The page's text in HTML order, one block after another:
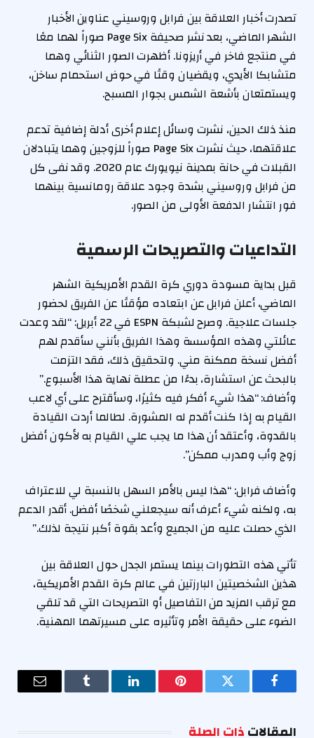
تصدرت أخبار العلاقة بين فرابل وروسيني عناوين الأخبار
الشهر الماضي، بعد نشر صحيفة Page Six صوراً لهما معًا
في منتجع فاخر في أريزونا. أظهرت الصور الثنائي وهما
متشابكا الأيدي، ويقضيان وقتًا في حوض استحمام ساخن،
ويستمتعان بأشعة الشمس بجوار المسبح.
منذ ذلك الحين، نشرت وسائل إعلام أخرى أدلة إضافية تدعم
علاقتهما، حيث نشرت Page Six صوراً للزوجين وهما يتبادلان
القبلات في حانة بمدينة نيويورك عام 2020. وقد نفى كل
من فرابل وروسيني بشدة وجود علاقة رومانسية بينهما
فور انتشار الدفعة الأولى من الصور.
التداعيات والتصريحات الرسمية
قبل بداية مسودة دوري كرة القدم الأمريكية الشهر
الماضي، أعلن فرابل عن ابتعاده مؤقتًا عن الفريق لحضور
جلسات علاجية. وصرح لشبكة ESPN في 22 أبريل: “لقد وعدت
عائلتي وهذه المؤسسة وهذا الفريق بأنني سأقدم لهم
أفضل نسخة ممكنة مني. ولتحقيق ذلك، فقد التزمت
بالبحث عن استشارة، بدءًا من عطلة نهاية هذا الأسبوع.”
وأضاف: “هذا شيء أفكر فيه كثيرًا، وسأقترح على أي لاعب
القيام به إذا كنت أقدم له المشورة. لطالما أردت القيادة
بالقدوة، وأعتقد أن هذا ما يجب علي القيام به لأكون أفضل
زوج وأب ومدرب ممكن”.
وأضاف فرابل: “هذا ليس بالأمر السهل بالنسبة لي للاعتراف
به، ولكنه شيء أعرف أنه سيجعلني شخصًا أفضل. أقدر الدعم
الذي حصلت عليه من الجميع وأعد بقوة أكبر نتيجة لذلك.”
تأتي هذه التطورات بينما يستمر الجدل حول العلاقة بين
هذين الشخصيتين البارزتين في عالم كرة القدم الأمريكية،
مع ترقب المزيد من التفاصيل أو التصريحات التي قد تلقي
الضوء على حقيقة الأمر وتأثيره على مسيرتهما المهنية.
فيسبوك تويتر بينتيريستلينكدإن Tumblr
البريد
المقالاتذات الصلة